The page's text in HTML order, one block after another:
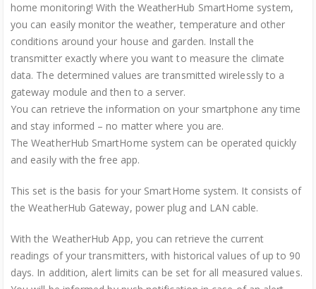
home monitoring! With the WeatherHub SmartHome system,
you can easily monitor the weather, temperature and other
conditions around your house and garden. Install the
transmitter exactly where you want to measure the climate
data. The determined values are transmitted wirelessly to a
gateway module and then to a server.
You can retrieve the information on your smartphone any time
and stay informed – no matter where you are.
The WeatherHub SmartHome system can be operated quickly
and easily with the free app.
This set is the basis for your SmartHome system. It consists of
the WeatherHub Gateway, power plug and LAN cable.
With the WeatherHub App, you can retrieve the current
readings of your transmitters, with historical values of up to 90
days. In addition, alert limits can be set for all measured values.